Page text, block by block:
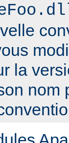
la
nom